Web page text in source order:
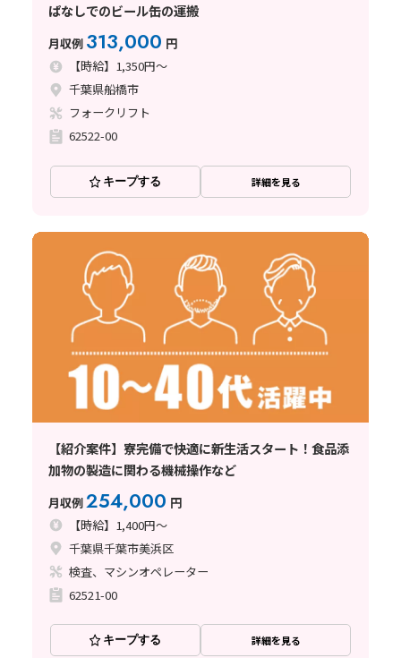
ぱなしでのビール缶の運搬
月収例 313,000 円
【時給】1,350円～
千葉県船橋市
フォークリフト
62522-00
キープする 詳細を見る
【紹介案件】寮完備で快適に新生活スタート！食品添
加物の製造に関わる機械操作など
月収例254,000 円
【時給】1,400円～
千葉県千葉市美浜区
検査、マシンオペレーター
62521-00
キープする 詳細を見る